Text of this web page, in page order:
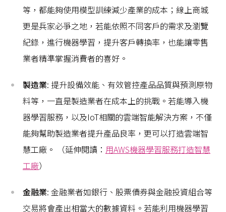
等，都能夠使用模型訓練減少產業的成本；線上商城
更是兵家必爭之地，若能依照不同客戶的需求及瀏覽
紀錄，進行機器學習，提升客戶轉換率，也能讓零售
業者精準掌握消費者的喜好。
製造業: 提升設備效能、有效管控產品品質與預測原物
料等，一直是製造業者在成本上的挑戰。若能導入機
器學習服務，以及IoT相關的雲端智能解決方案，不僅
能夠幫助製造業者提升產品良率，更可以打造雲端智
慧工廠。 （延伸閱讀： 用AWS機器學習服務打造智慧
工廠）
金融業: 金融業者如銀行、股票債券與金融投資組合等
交易將會產出相當大的數據資料。若能利用機器學習